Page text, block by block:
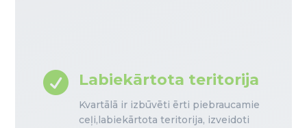
 Labiekārtota teritorija
Kvartālā ir izbūvēti ērti piebraucamie
ceļi,labiekārtota teritorija, izveidoti